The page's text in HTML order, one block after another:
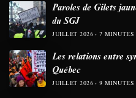
Paroles de Gilets
du SGJ
JUILLET 2026 7 MINUTES
Les relations entre
Québec
JUILLET 2026 9 MINUTES